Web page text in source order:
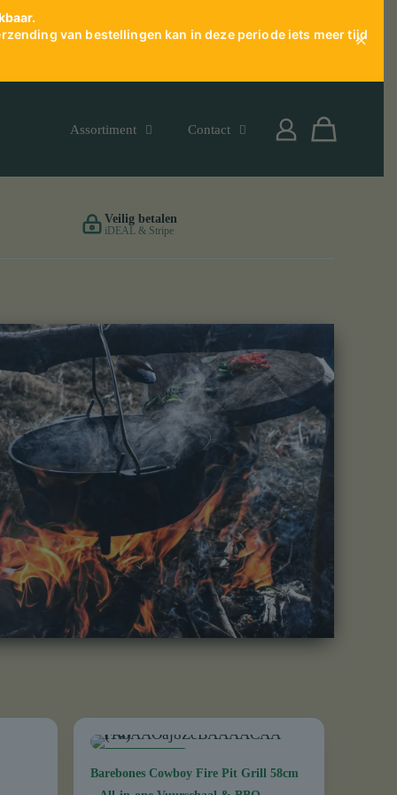
van bestellingen kan in deze periode iets meer tijd
✕
Assortiment Contact
Veilig betalen
iDEAL & Stripe
Barebones Cowboy Fire Pit Grill 58cm